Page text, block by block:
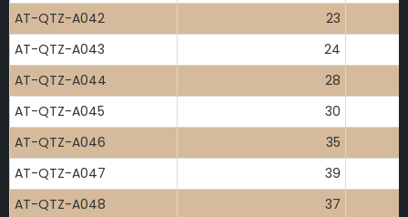
AT-QTZ-A042
23
AT-QTZ-A043
24
AT-QTZ-A044
28
AT-QTZ-A045
30
AT-QTZ-A046
35
AT-QTZ-A047
39
AT-QTZ-A048
37